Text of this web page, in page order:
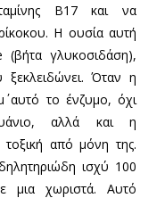
Β17 και να
Η ουσία αυτή
(βήτα γλυκοσιδάση),
Όταν η
αυτό το ένζυμο, όχι
αλλά και η
από μόνη της.
ισχύ 100
μια χωριστά. Αυτό